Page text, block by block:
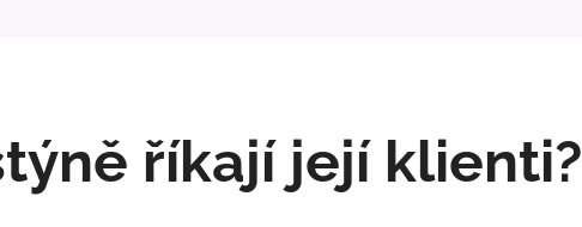
říkají její klienti?